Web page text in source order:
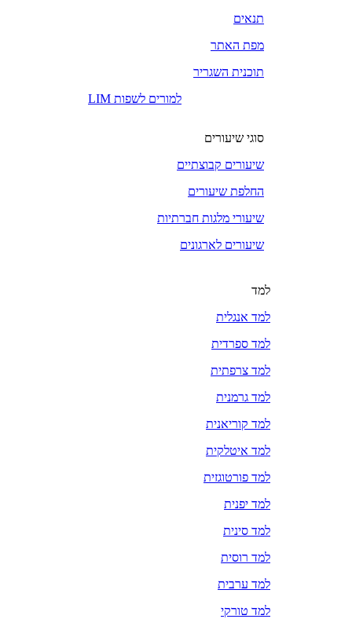
תנאים
מפת האתר
תוכנית השגריר
LIM למורים לשפות
סוגי שיעורים
שיעורים קבוצתיים
החלפת שיעורים
שיעורי מלגות חברתיות
שיעורים לארגונים
למד
למד אנגלית
למד ספרדית
למד צרפתית
למד גרמנית
למד קוריאנית
למד איטלקית
למד פורטוגזית
למד יפנית
למד סינית
למד רוסית
למד ערבית
למד טורקי